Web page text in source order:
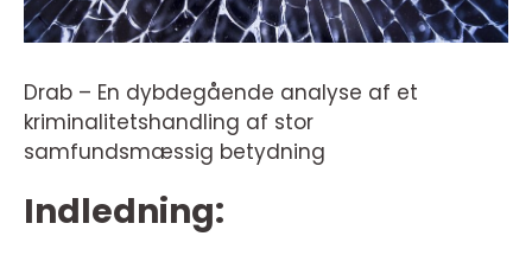
Drab – En dybdegående analyse af et
kriminalitetshandling af stor
samfundsmæssig betydning
Indledning: